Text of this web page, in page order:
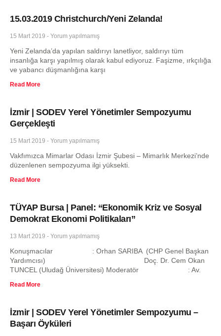
15.03.2019 Christchurch/Yeni Zelanda!
15 Mart 2019 Yorum yapılmamış
Yeni Zelanda’da yapılan saldırıyı lanetliyor, saldırıyı tüm
insanlığa karşı yapılmış olarak kabul ediyoruz. Faşizme, ırkçılığa
ve yabancı düşmanlığına karşı
Read More
İzmir | SODEV Yerel Yönetimler Sempozyumu
Gerçekleşti
15 Mart 2019 Yorum yapılmamış
Vakfımızca Mimarlar Odası İzmir Şubesi – Mimarlık Merkezi’nde
düzenlenen sempozyuma ilgi yüksekti.
Read More
TÜYAP Bursa | Panel: “Ekonomik Kriz ve Sosyal
Demokrat Ekonomi Politikaları”
13 Mart 2019 Yorum yapılmamış
Konuşmacılar : Orhan SARIBA (CHP Genel Başkan
Yardımcısı) Doç. Dr. Cem Okan
TUNCEL (Uludağ Üniversitesi) Moderatör : Av.
Read More
İzmir | SODEV Yerel Yönetimler Sempozyumu –
Başarı Öyküleri